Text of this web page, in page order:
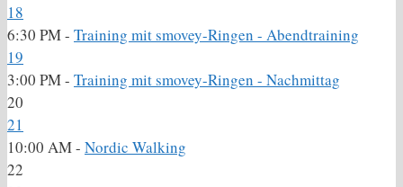
18
6:30 PM - Training mit smovey-Ringen - Abendtraining
19
3:00 PM - Training mit smovey-Ringen - Nachmittag
20
21
10:00 AM - Nordic Walking
22